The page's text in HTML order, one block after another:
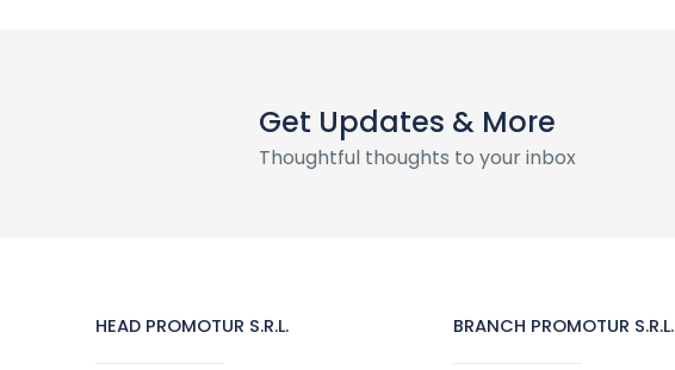
Get Updates & More
Thoughtful thoughts to your inbox
HEAD PROMOTUR S.R.L. BRANCH PROMOTUR S.R.L.